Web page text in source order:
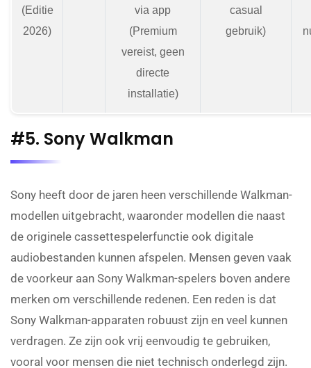
(Editie
2026)
via app
(Premium
vereist, geen
directe
installatie)
casual
gebruik)
#5. Sony Walkman
Sony heeft door de jaren heen verschillende Walkman-
modellen uitgebracht, waaronder modellen die naast
de originele cassettespelerfunctie ook digitale
audiobestanden kunnen afspelen. Mensen geven vaak
de voorkeur aan Sony Walkman-spelers boven andere
merken om verschillende redenen. Een reden is dat
Sony Walkman-apparaten robuust zijn en veel kunnen
verdragen. Ze zijn ook vrij eenvoudig te gebruiken,
vooral voor mensen die niet technisch onderlegd zijn.